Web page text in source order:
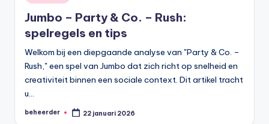
in
Jumbo – Party & Co. – Rush:
spelregels en tips
Welkom bij een diepgaande analyse van "Party & Co. –
Rush," een spel van Jumbo dat zich richt op snelheid en
creativiteit binnen een sociale context. Dit artikel tracht
u…
Geplaatst
beheerder 22 januari 2026